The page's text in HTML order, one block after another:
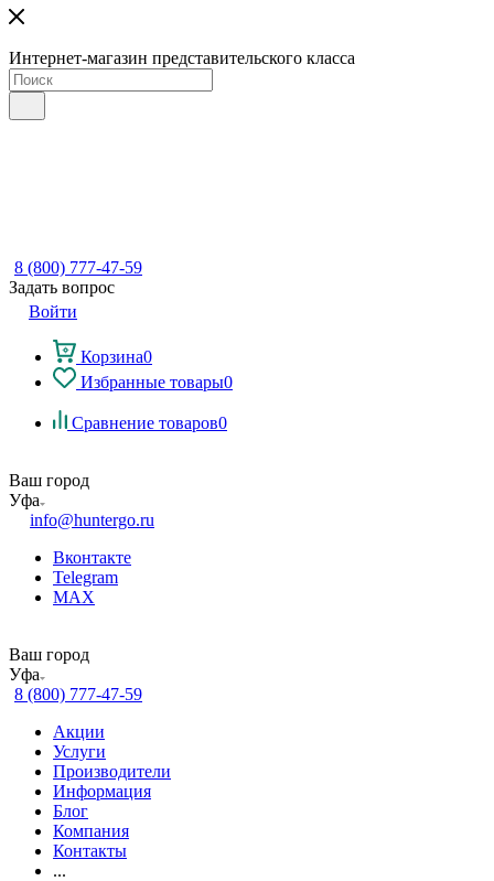
Интернет-магазин представительского класса
8 (800) 777-47-59
Задать вопрос
Войти
Корзина0
Избранные товары0
Сравнение товаров0
Ваш город
Уфа
info@huntergo.ru
Вконтакте
Telegram
MAX
Ваш город
Уфа
8 (800) 777-47-59
Акции
Услуги
Производители
Информация
Блог
Компания
Контакты
...